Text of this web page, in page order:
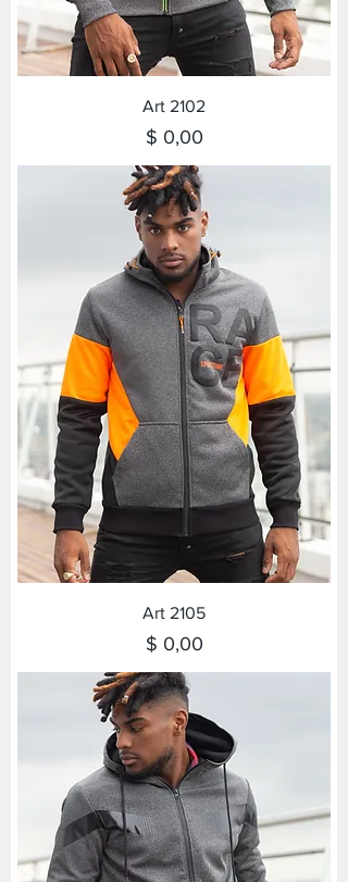
Art 2102
Precio
$ 0,00
Art 2105
Precio
$ 0,00